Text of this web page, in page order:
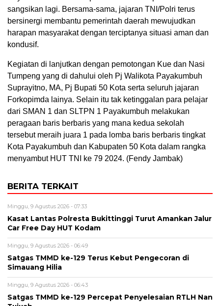
sangsikan lagi. Bersama-sama, jajaran TNI/Polri terus
bersinergi membantu pemerintah daerah mewujudkan
harapan masyarakat dengan terciptanya situasi aman dan
kondusif.
Kegiatan di lanjutkan dengan pemotongan Kue dan Nasi
Tumpeng yang di dahului oleh Pj Walikota Payakumbuh
Suprayitno, MA, Pj Bupati 50 Kota serta seluruh jajaran
Forkopimda lainya. Selain itu tak ketinggalan para pelajar
dari SMAN 1 dan SLTPN 1 Payakumbuh melakukan
peragaan baris berbaris yang mana kedua sekolah
tersebut meraih juara 1 pada lomba baris berbaris tingkat
Kota Payakumbuh dan Kabupaten 50 Kota dalam rangka
menyambut HUT TNI ke 79 2024. (Fendy Jambak)
BERITA TERKAIT
Minggu, 9 Agustus 2026 - 07:33
Kasat Lantas Polresta Bukittinggi Turut Amankan Jalur
Car Free Day HUT Kodam
Minggu, 9 Agustus 2026 - 06:49
Satgas TMMD ke-129 Terus Kebut Pengecoran di
Simauang Hilia
Minggu, 9 Agustus 2026 - 06:43
Satgas TMMD ke-129 Percepat Penyelesaian RTLH Nan